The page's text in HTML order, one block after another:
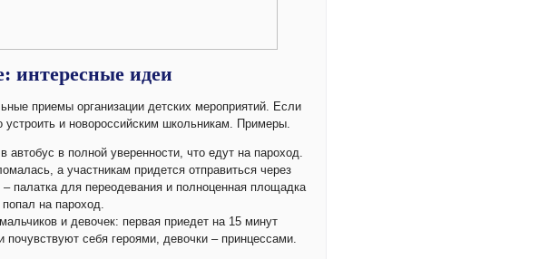
интересные идеи
приемы организации детских мероприятий. Если
устроить и новороссийским школьникам. Примеры.
в полной уверенности, что едут на пароход.
а участникам придется отправиться через
палатка для переодевания и полноценная площадка
на пароход.
и девочек: первая приедет на 15 минут
себя героями, девочки – принцессами.